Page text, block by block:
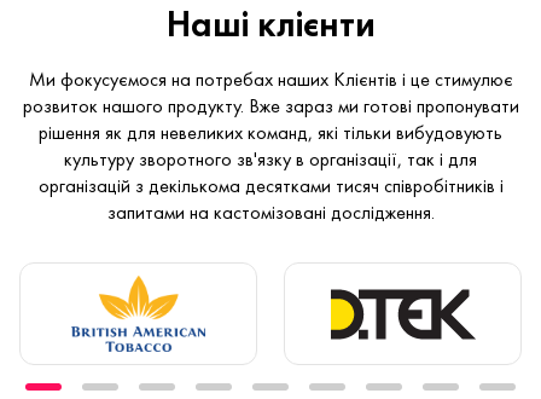
Наші клієнти
Ми фокусуємося на потребах наших Клієнтів і це стимулює
розвиток нашого продукту. Вже зараз ми готові пропонувати
рішення як для невеликих команд, які тільки вибудовують
культуру зворотного зв'язку в організації, так і для
організацій з декількома десятками тисяч співробітників і
запитами на кастомізовані дослідження.